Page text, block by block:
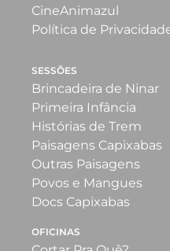
CineAnimazul
Política de
SESSÕES
Brincadeira de Ninar
Primeira Infância
Histórias de Trem
Paisagens Capixabas
Outras Paisagens
Povos e Mangues
Docs Capixabas
OFICINAS